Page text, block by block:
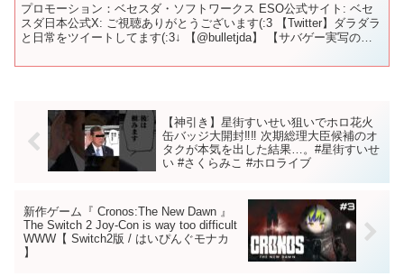
プロモーション：ベセスダ・ソフトワークス ESO公式サイト: ベセ
スダ日本公式X: ご視聴ありがとうございます(:3 【Twitter】ダラダラ
と日常をツイートしてます(:3↓ 【@bulletjda】 【サバゲー実写の再
【神引き】星街すいせい狙いでホロ花火
缶バッジ大開封‼︎‼︎ 次期総理大臣候補のオ
タクが本気を出した結果…。#星街すいせ
い #さくらみこ #ホロライブ
新作ゲーム『 Cronos:The New Dawn 』
The Switch 2 Joy-Con is way too difficult
WWW【 Switch2版 / はいぴんぐモナカ
】